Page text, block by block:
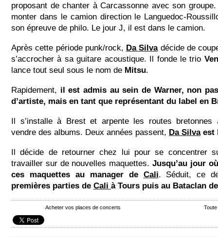
proposant de chanter à Carcassonne avec son
monter dans le camion direction le Languedoc-
son épreuve de philo. Le jour J, il est dans le camion.
Après cette période punk/rock, Da Silvadécide de
s’accrocher à sa guitare acoustique. Il fonde le trio
lance tout seul sous le nom de Mitsu.
Rapidement, il est admis au sein de Warner, non
d’artiste, mais en tant que représentant du label en
Il s’installe à Brest et arpente les routes
vendre des albums. Deux années passent, Da Silvaest
Il décide de retourner chez lui pour se concentrer
travailler sur de nouvelles maquettes. Jusqu’au jour
ces maquettes au manager de Cali. Séduit, ce
premières parties de Cali à Tours puis au Bataclan
Acheter vos places de concerts